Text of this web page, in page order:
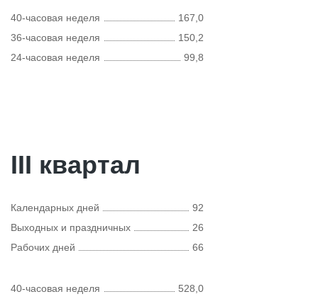
40-часовая неделя
167,0
36-часовая неделя
150,2
24-часовая неделя
99,8
III квартал
Календарных дней
92
Выходных и праздничных
26
Рабочих дней
66
40-часовая неделя 528,0